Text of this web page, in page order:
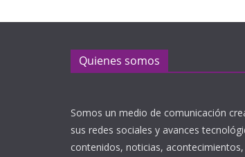
Quienes somos
Somos un medio de comunicación
sus redes sociales y avances
contenidos, noticias,